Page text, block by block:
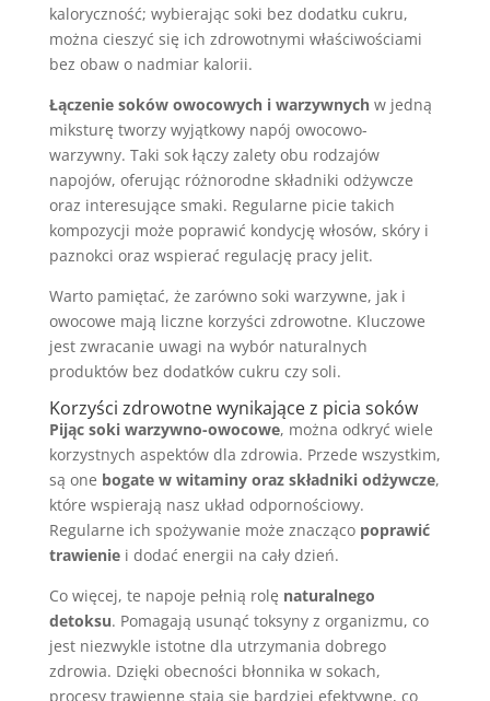
kaloryczność; wybierając soki bez dodatku cukru,
można cieszyć się ich zdrowotnymi właściwościami
bez obaw o nadmiar kalorii.
Łączenie soków owocowych i warzywnychw jedną
miksturę tworzy wyjątkowy napój owocowo-
warzywny. Taki sok łączy zalety obu rodzajów
napojów, oferując różnorodne składniki odżywcze
oraz interesujące smaki. Regularne picie takich
kompozycji może poprawić kondycję włosów, skóry i
paznokci oraz wspierać regulację pracy jelit.
Warto pamiętać, że zarówno soki warzywne, jak i
owocowe mają liczne korzyści zdrowotne. Kluczowe
jest zwracanie uwagi na wybór naturalnych
produktów bez dodatków cukru czy soli.
Korzyści zdrowotne wynikające z picia soków
Pijąc soki warzywno-owocowe, można odkryć wiele
korzystnych aspektów dla zdrowia. Przede wszystkim,
są one bogate w witaminy oraz składniki odżywcze,
które wspierają nasz układ odpornościowy.
Regularne ich spożywanie może znacząco poprawić
trawieniei dodać energii na cały dzień.
Co więcej, te napoje pełnią rolę naturalnego
detoksu. Pomagają usunąć toksyny z organizmu, co
jest niezwykle istotne dla utrzymania dobrego
zdrowia. Dzięki obecności błonnika w sokach,
procesy trawienne stają się bardziej efektywne, co